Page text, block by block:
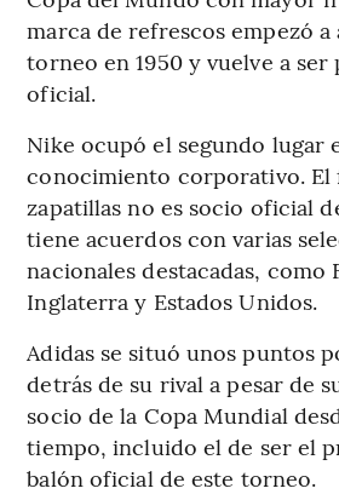
marca de refrescos empezó
torneo en 1950 y vuelve a
oficial.
Nike ocupó el segundo lugar
conocimiento corporativo. El
zapatillas no es socio oficial
tiene acuerdos con varias
nacionales destacadas, como
Inglaterra y Estados Unidos.
Adidas se situó unos puntos
detrás de su rival a pesar de
socio de la Copa Mundial
tiempo, incluido el de ser el
balón oficial de este torneo.